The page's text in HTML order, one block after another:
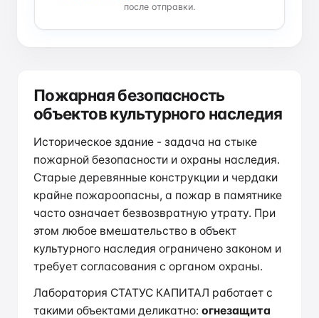
после отправки.
Пожарная безопасность
объектов культурного наследия
Историческое здание - задача на стыке
пожарной безопасности и охраны наследия.
Старые деревянные конструкции и чердаки
крайне пожароопасны, а пожар в памятнике
часто означает безвозвратную утрату. При
этом любое вмешательство в объект
культурного наследия ограничено законом и
требует согласования с органом охраны.
Лаборатория СТАТУС КАПИТАЛ работает с
такими объектами деликатно: огнезащита